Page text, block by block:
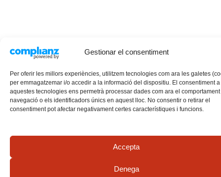
Gestionar el consentiment
Per oferir les millors experiències, utilitzem tecnologies com ara les galetes
per emmagatzemar i/o accedir a la informació del dispositiu. El consentiment a
aquestes tecnologies ens permetrà processar dades com ara el
navegació o els identificadors únics en aquest lloc. No consentir o retirar el
consentiment pot afectar negativament certes característiques i funcions.
Accepta
Denega